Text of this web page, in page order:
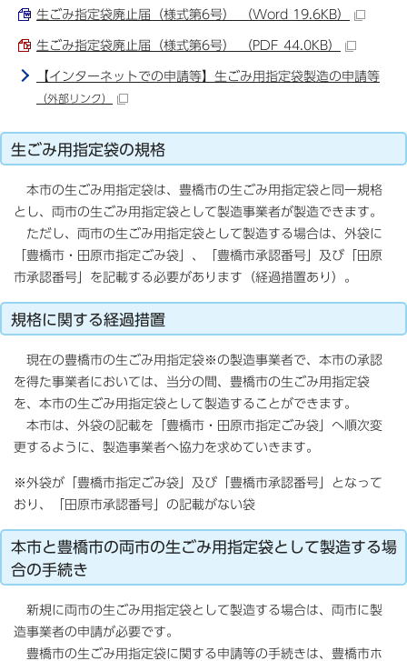
生ごみ指定袋廃止届（様式第6号） （Word 19.6KB）
生ごみ指定袋廃止届（様式第6号） （PDF 44.0KB）
【インターネットでの申請等】生ごみ用指定袋製造の申請等
（外部リンク）
生ごみ用指定袋の規格
本市の生ごみ用指定袋は、豊橋市の生ごみ用指定袋と同一規格
とし、両市の生ごみ用指定袋として製造事業者が製造できます。
ただし、両市の生ごみ用指定袋として製造する場合は、外袋に
「豊橋市・田原市指定ごみ袋」、「豊橋市承認番号」及び「田原
市承認番号」を記載する必要があります（経過措置あり）。
規格に関する経過措置
現在の豊橋市の生ごみ用指定袋※の製造事業者で、本市の承認
を得た事業者においては、当分の間、豊橋市の生ごみ用指定袋
を、本市の生ごみ用指定袋として製造することができます。
本市は、外袋の記載を「豊橋市・田原市指定ごみ袋」へ順次変
更するように、製造事業者へ協力を求めていきます。
※外袋が「豊橋市指定ごみ袋」及び「豊橋市承認番号」となって
おり、「田原市承認番号」の記載がない袋
本市と豊橋市の両市の生ごみ用指定袋として製造する場
合の手続き
新規に両市の生ごみ用指定袋として製造する場合は、両市に製
造事業者の申請が必要です。
豊橋市の生ごみ用指定袋に関する申請等の手続きは、豊橋市ホ